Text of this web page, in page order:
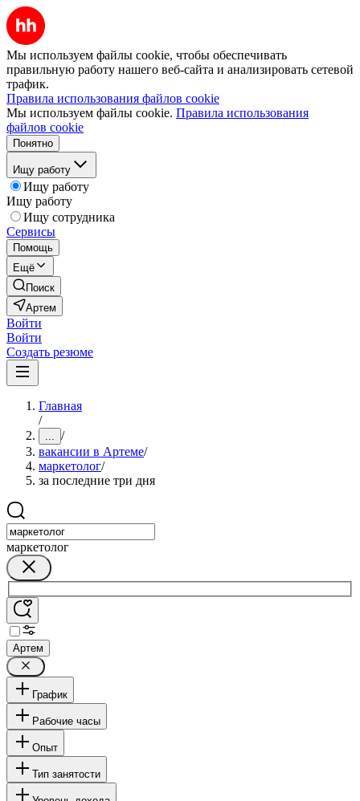
Мы используем файлы cookie, чтобы обеспечивать
правильную работу нашего веб-сайта и анализировать сетевой
трафик.
Правила использования файлов cookie
Мы используем файлы cookie. Правила использования
файлов cookie
Понятно
Ищу работу
Ищу работу
Ищу работу
Ищу сотрудника
Сервисы
Помощь
Ещё
Поиск
Артем
Войти
Войти
Создать резюме
Главная
/
... /
вакансии в Артеме/
маркетолог/
за последние три дня
маркетолог
Артем
График
Рабочие часы
Опыт
Тип занятости